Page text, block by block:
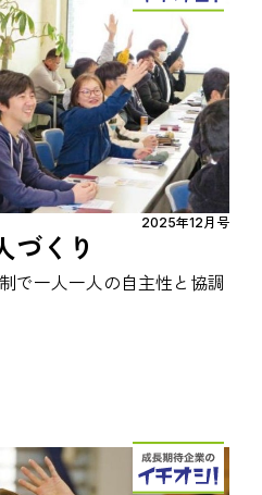
2025年12月号
づくり
で一人一人の自主性と協調